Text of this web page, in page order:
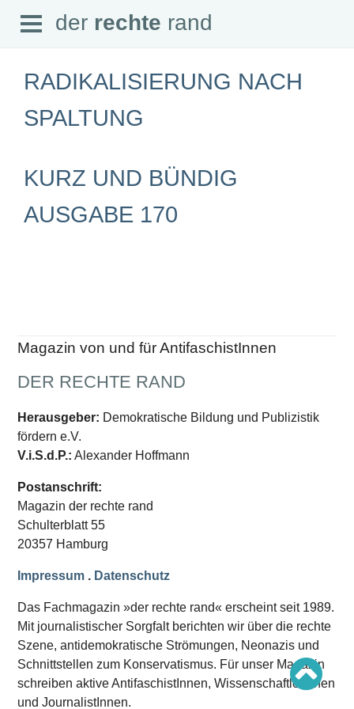
der rechte rand
Home
Suche
Magazin
Schwerpunkte Übersicht
Schwerpunkt zur USA und Faschist Trump
Schwerpunkt »Identitäre Bewegung«
Schwerpunkt »Reichsbürger«
Schwerpunkt NPD
AUSGABEN
Ausgaben Übersicht
Ausgabe 221
Ausgabe 220
Ausgabe 219
Ausgabe 218
Open
Menu
der rechte rand
RADIKALISIERUNG NACH
SPALTUNG
KURZ UND BÜNDIG
AUSGABE 170
Magazin von und für AntifaschistInnen
DER RECHTE RAND
Herausgeber: Demokratische Bildung und Publizistik
fördern e.V.
V.i.S.d.P.: Alexander Hoffmann
Postanschrift:
Magazin der rechte rand
Schulterblatt 55
20357 Hamburg
Impressum . Datenschutz
Das Fachmagazin »der rechte rand« erscheint seit 1989.
Mit journalistischer Sorgfalt berichten wir über die rechte
Szene, antidemokratische Strömungen, Neonazis und
Schnittstellen zum Konservatismus. Für unser Magazin
schreiben aktive AntifaschistInnen, WissenschaftlerInnen
und JournalistInnen.